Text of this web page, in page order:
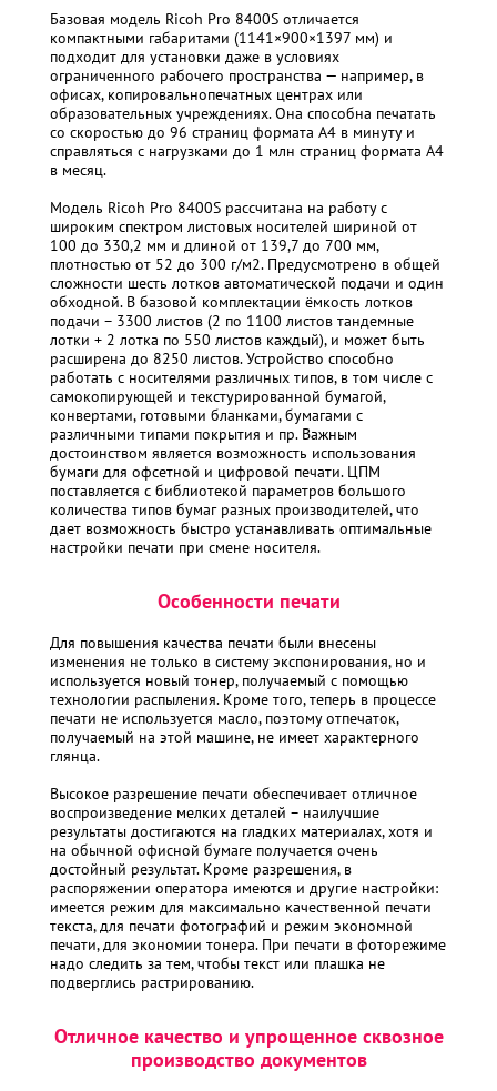
Базовая модель Ricoh Pro 8400S отличается
компактными габаритами (1141×900×1397 мм) и
подходит для установки даже в условиях
ограниченного рабочего пространства — например, в
офисах, копировальнопечатных центрах или
образовательных учреждениях. Она способна печатать
со скоростью до 96 страниц формата А4 в минуту и
справляться с нагрузками до 1 млн страниц формата А4
в месяц.
Модель Ricoh Pro 8400S рассчитана на работу с
широким спектром листовых носителей шириной от
100 до 330,2 мм и длиной от 139,7 до 700 мм,
плотностью от 52 до 300 г/м2. Предусмотрено в общей
сложности шесть лотков автоматической подачи и один
обходной. В базовой комплектации ёмкость лотков
подачи – 3300 листов (2 по 1100 листов тандемные
лотки + 2 лотка по 550 листов каждый), и может быть
расширена до 8250 листов. Устройство способно
работать с носителями различных типов, в том числе с
самокопирующей и текстурированной бумагой,
конвертами, готовыми бланками, бумагами с
различными типами покрытия и пр. Важным
достоинством является возможность использования
бумаги для офсетной и цифровой печати. ЦПМ
поставляется с библиотекой параметров большого
количества типов бумаг разных производителей, что
дает возможность быстро устанавливать оптимальные
настройки печати при смене носителя.
Особенности печати
Для повышения качества печати были внесены
изменения не только в систему экспонирования, но и
используется новый тонер, получаемый с помощью
технологии распыления. Кроме того, теперь в процессе
печати не используется масло, поэтому отпечаток,
получаемый на этой машине, не имеет характерного
глянца.
Высокое разрешение печати обеспечивает отличное
воспроизведение мелких деталей – наилучшие
результаты достигаются на гладких материалах, хотя и
на обычной офисной бумаге получается очень
достойный результат. Кроме разрешения, в
распоряжении оператора имеются и другие настройки:
имеется режим для максимально качественной печати
текста, для печати фотографий и режим экономной
печати, для экономии тонера. При печати в фоторежиме
надо следить за тем, чтобы текст или плашка не
подверглись растрированию.
Отличное качество и упрощенное сквозное
производство документов